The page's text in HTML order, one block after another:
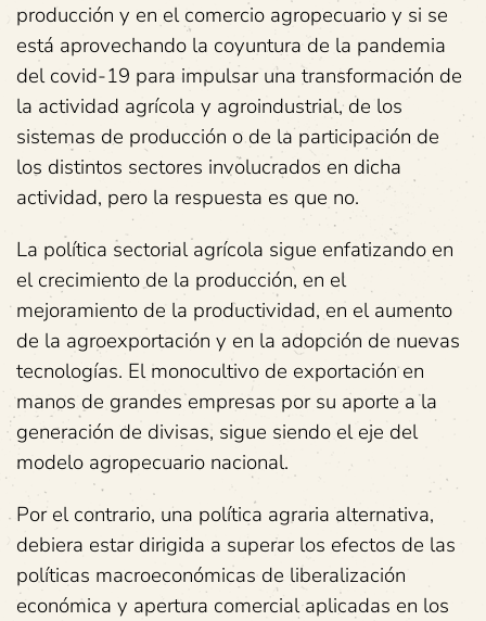
producción y en el comercio agropecuario y si se
está aprovechando la coyuntura de la pandemia
del covid-19 para impulsar una transformación de
la actividad agrícola y agroindustrial, de los
sistemas de producción o de la participación de
los distintos sectores involucrados en dicha
actividad, pero la respuesta es que no.
La política sectorial agrícola sigue enfatizando en
el crecimiento de la producción, en el
mejoramiento de la productividad, en el aumento
de la agroexportación y en la adopción de nuevas
tecnologías. El monocultivo de exportación en
manos de grandes empresas por su aporte a la
generación de divisas, sigue siendo el eje del
modelo agropecuario nacional.
Por el contrario, una política agraria alternativa,
debiera estar dirigida a superar los efectos de las
políticas macroeconómicas de liberalización
económica y apertura comercial aplicadas en los